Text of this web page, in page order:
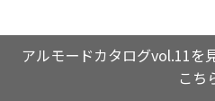
アルモードカタログvol.11
こち